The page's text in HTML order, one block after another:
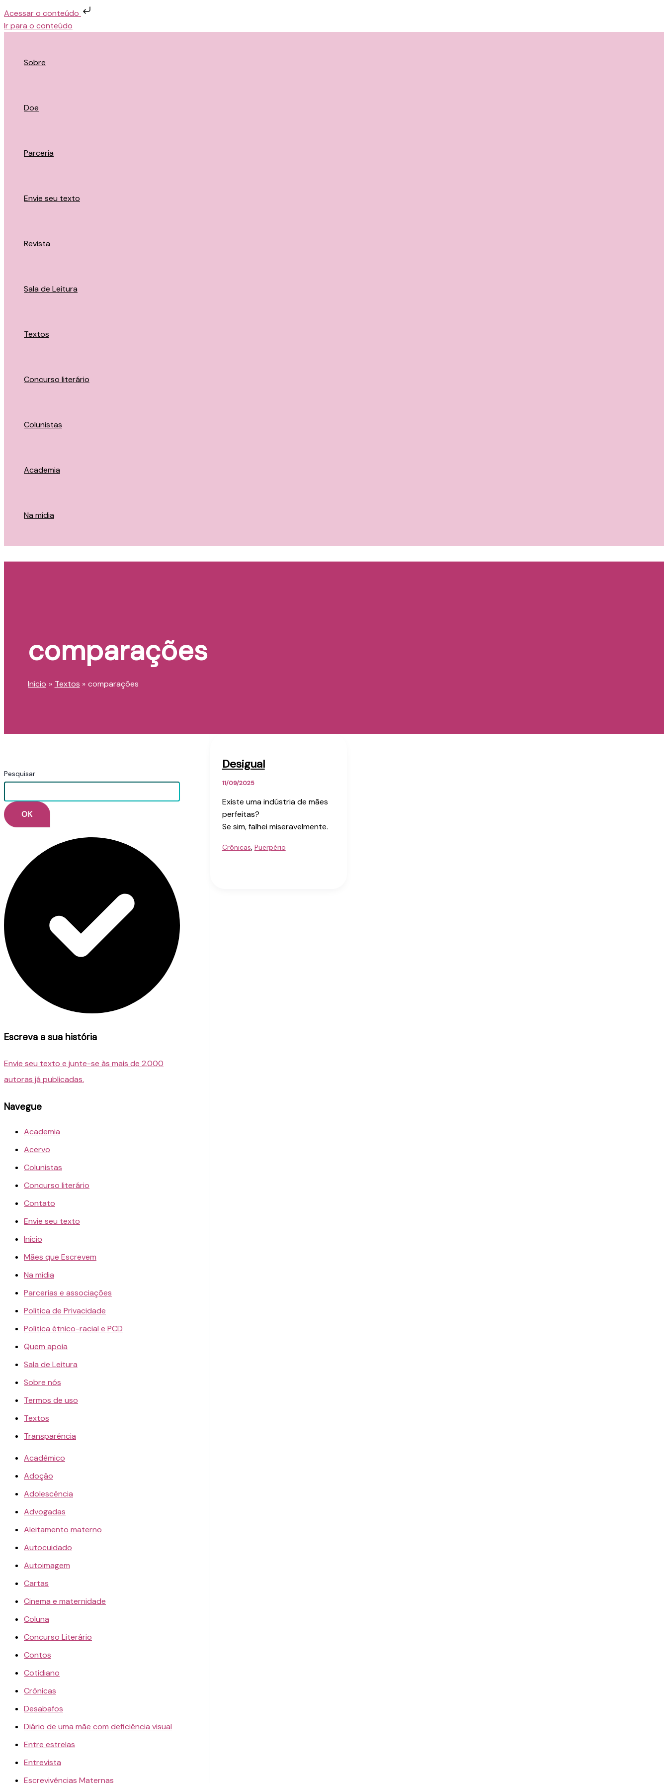
Acessar o conteúdo
Ir para o conteúdo
Sobre
Doe
Parceria
Envie seu texto
Revista
Sala de Leitura
Textos
Concurso literário
Colunistas
Academia
Na mídia
comparações
Início Textos comparações
Pesquisar
OK
Escreva a sua história
Envie seu texto e junte-se às mais de 2.000
autoras já publicadas.
Navegue
Academia
Acervo
Colunistas
Concurso literário
Contato
Envie seu texto
Início
Mães que Escrevem
Na mídia
Parcerias e associações
Política de Privacidade
Política étnico-racial e PCD
Quem apoia
Sala de Leitura
Sobre nós
Termos de uso
Textos
Transparência
Acadêmico
Adoção
Adolescência
Advogadas
Aleitamento materno
Autocuidado
Autoimagem
Cartas
Cinema e maternidade
Coluna
Concurso Literário
Contos
Cotidiano
Crônicas
Desabafos
Diário de uma mãe com deficiência visual
Entre estrelas
Entrevista
Escrevivências Maternas
Desigual
11/09/2025
Existe uma indústria de mães
perfeitas?
Se sim, falhei miseravelmente.
Crônicas, Puerpério